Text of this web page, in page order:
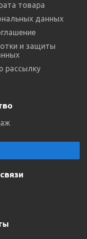
товара
данных
и защиты
рассылку